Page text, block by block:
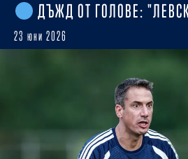
ДЪЖД ОТ ГОЛОВЕ:
23 юни 2026